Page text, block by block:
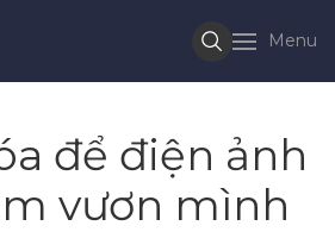
Menu
để điện ảnh
vươn mình